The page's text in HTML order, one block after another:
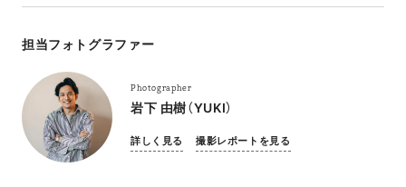
担当フォトグラファー
Photographer
岩下 由樹（YUKI）
詳しく見る 撮影レポートを見る